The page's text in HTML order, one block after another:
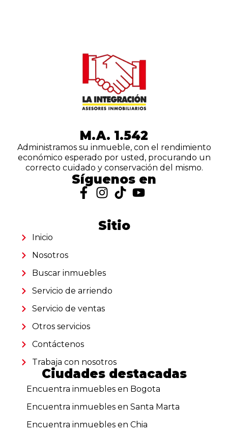
M.A. 1.542
Administramos su inmueble, con el rendimiento
económico esperado por usted, procurando un
correcto cuidado y conservación del mismo.
Síguenos en
Sitio
Inicio
Nosotros
Buscar inmuebles
Servicio de arriendo
Servicio de ventas
Otros servicios
Contáctenos
Trabaja con nosotros
Ciudades destacadas
Encuentra inmuebles en Bogota
Encuentra inmuebles en Santa Marta
Encuentra inmuebles en Chia